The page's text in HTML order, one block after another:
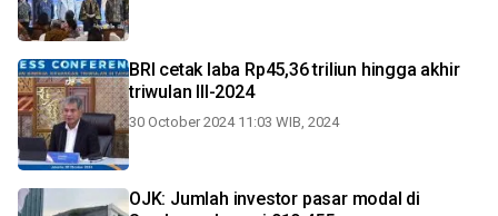
BRI cetak laba Rp45,36 triliun hingga akhir
triwulan III-2024
30 October 2024 11:03 WIB, 2024
OJK: Jumlah investor pasar modal di